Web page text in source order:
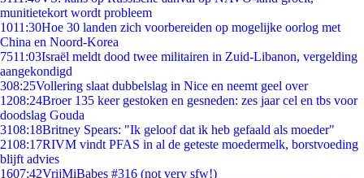
munitietekort wordt probleem
1011:30Hoe 30 landen zich voorbereiden op mogelijke oorlog met
China en Noord-Korea
7511:03Israël meldt dood twee militairen in Zuid-Libanon, vergelding
aangekondigd
308:25Vollering slaat dubbelslag in Nice en neemt geel over
1208:24Broer 135 keer gestoken en gesneden: zes jaar cel en tbs voor
doodslag Gouda
3108:18Britney Spears: "Ik geloof dat ik heb gefaald als moeder"
2108:17RIVM vindt PFAS in al de geteste moedermelk, borstvoeding
blijft advies
1607:42VrijMiBabes #316 (not very sfw!)